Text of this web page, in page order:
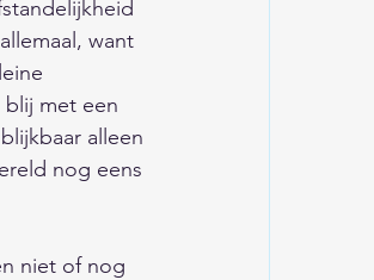
want
met een
alleen
nog eens
niet of nog